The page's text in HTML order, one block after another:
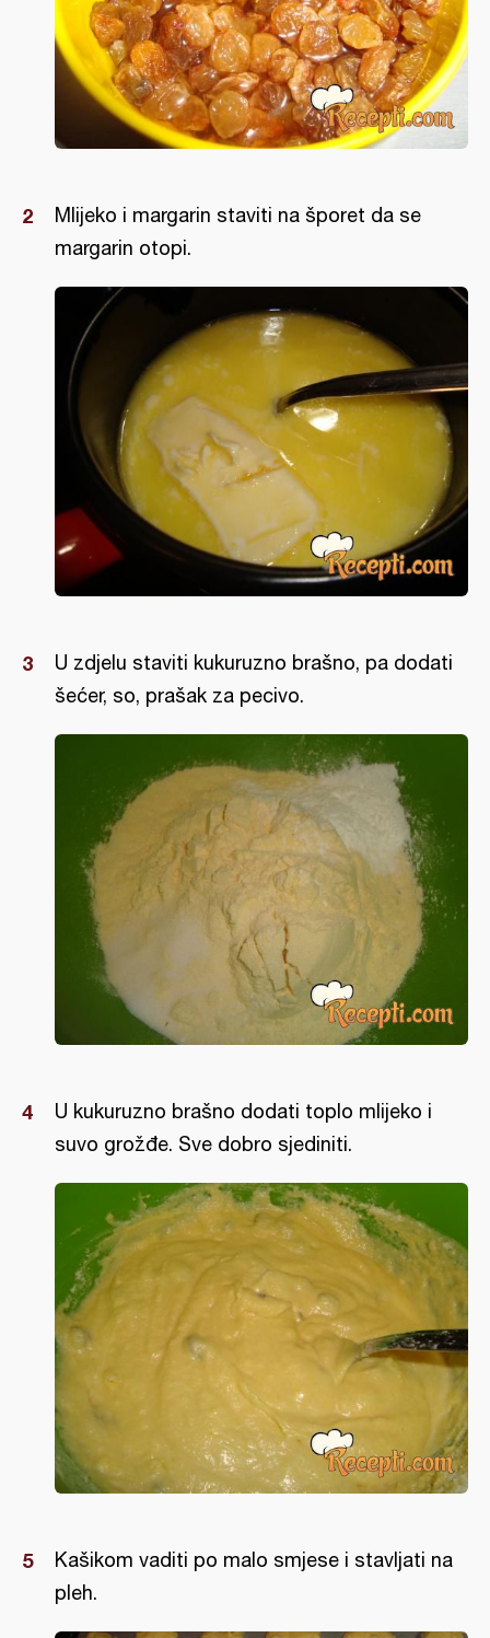
Mlijeko i margarin staviti na šporet da se
margarin otopi.
U zdjelu staviti kukuruzno brašno, pa dodati
šećer, so, prašak za pecivo.
U kukuruzno brašno dodati toplo mlijeko i
suvo grožđe. Sve dobro sjediniti.
Kašikom vaditi po malo smjese i stavljati na
pleh.